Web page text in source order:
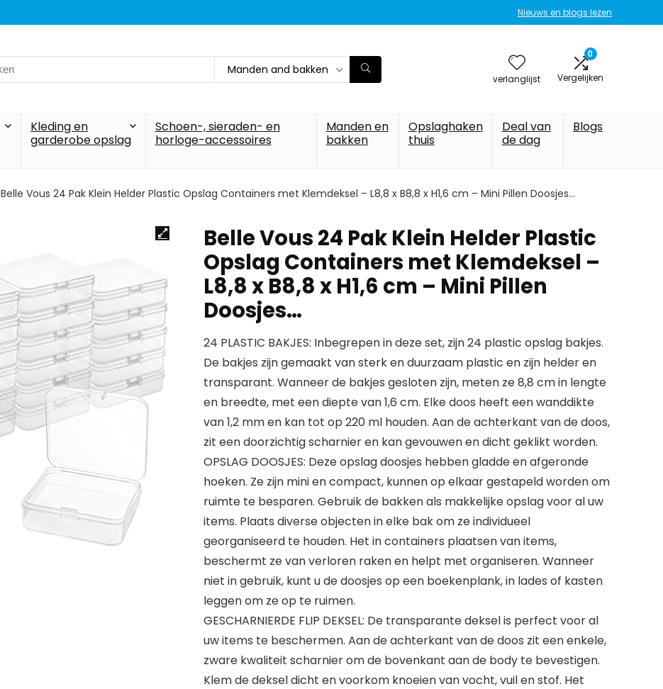
Nieuws en blogs lezen
Manden and bakken
verlanglijst
0
Vergelijken
Kleding en
garderobe opslag
Schoen-, sieraden- en
horloge-accessoires
Manden en
bakken
Opslaghaken
thuis
Deal van
de dag
Blogs
Belle Vous 24 Pak Klein Helder Plastic Opslag Containers met Klemdeksel – L8,8 x B8,8 x H1,6 cm – Mini Pillen Doosjes…
Belle Vous 24 Pak Klein Helder Plastic
Opslag Containers met Klemdeksel –
L8,8 x B8,8 x H1,6 cm – Mini Pillen
Doosjes…
24 PLASTIC BAKJES: Inbegrepen in deze set, zijn 24 plastic opslag bakjes.
De bakjes zijn gemaakt van sterk en duurzaam plastic en zijn helder en
transparant. Wanneer de bakjes gesloten zijn, meten ze 8,8 cm in lengte
en breedte, met een diepte van 1,6 cm. Elke doos heeft een wanddikte
van 1,2 mm en kan tot op 220 ml houden. Aan de achterkant van de doos,
zit een doorzichtig scharnier en kan gevouwen en dicht geklikt worden.
OPSLAG DOOSJES: Deze opslag doosjes hebben gladde en afgeronde
hoeken. Ze zijn mini en compact, kunnen op elkaar gestapeld worden om
ruimte te besparen. Gebruik de bakken als makkelijke opslag voor al uw
items. Plaats diverse objecten in elke bak om ze individueel
georganiseerd te houden. Het in containers plaatsen van items,
beschermt ze van verloren raken en helpt met organiseren. Wanneer
niet in gebruik, kunt u de doosjes op een boekenplank, in lades of kasten
leggen om ze op te ruimen.
GESCHARNIERDE FLIP DEKSEL: De transparante deksel is perfect voor al
uw items te beschermen. Aan de achterkant van de doos zit een enkele,
zware kwaliteit scharnier om de bovenkant aan de body te bevestigen.
Klem de deksel dicht en voorkom knoeien van vocht, vuil en stof. Het